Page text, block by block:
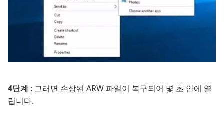
4단계 : 그러면 손상된 ARW 파일이 복구되어 몇 초 안에 열
립니다.